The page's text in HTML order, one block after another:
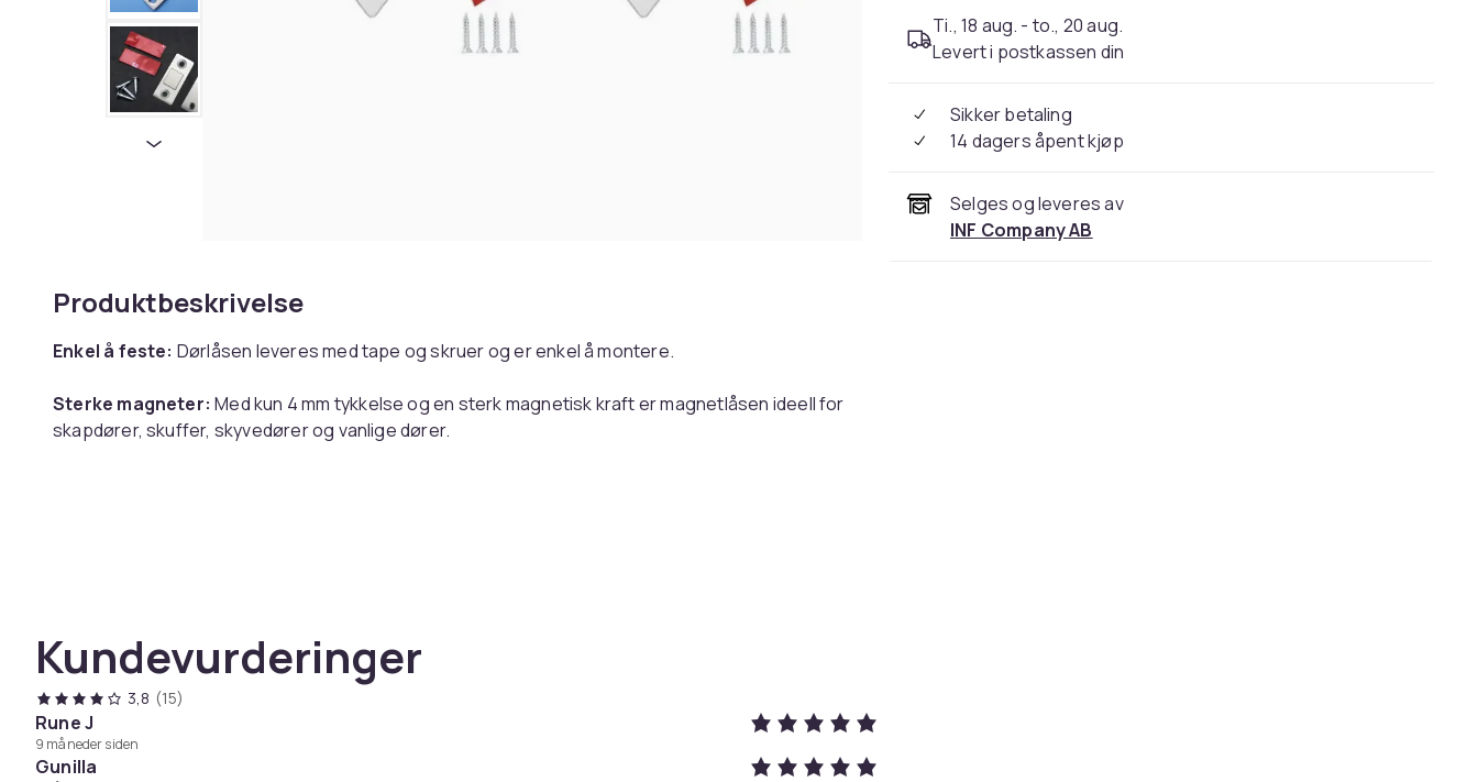
Produktbeskrivelse
Enkel å feste: Dørlåsen leveres med tape og skruer og er enkel å montere.
Sterke magneter: Med kun 4 mm tykkelse og en sterk magnetisk kraft er magnetlåsen ideell for
skapdører, skuffer, skyvedører og vanlige dører.
2 sett med magnetiske dørlåser (2 x 2 deler)
4 x 3M tape
8 x skruer
Farge
Silver
Kundevurderinger
3,8 (15)
Rune J
9 måneder siden
Gunilla
Ti., 18 aug. - to., 20 aug.
Levert i postkassen din
Sikker betaling
14 dagers åpent kjøp
Selges og leveres av
INF Company AB